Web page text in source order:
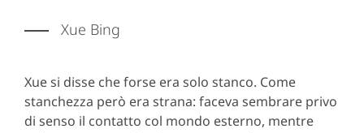
Xue Bing
Xue si disse che forse era solo stanco. Come
stanchezza però era strana: faceva sembrare privo
di senso il contatto col mondo esterno, mentre